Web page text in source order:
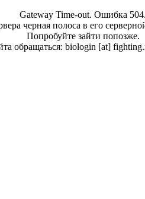
Gateway Time-out. Ошибка 504.
черная полоса в его
Попробуйте зайти попозже.
обращаться: biologin [at]